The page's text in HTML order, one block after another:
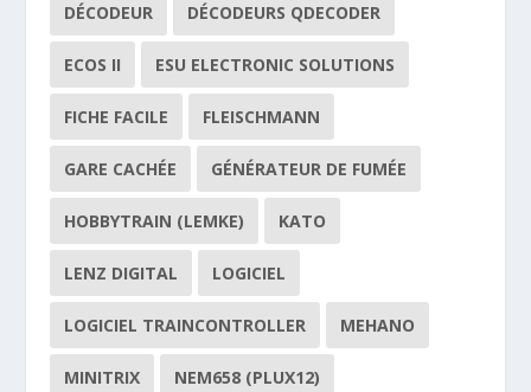
DÉCODEUR DÉCODEURS QDECODER
ECOS II ESU ELECTRONIC SOLUTIONS
FICHE FACILE FLEISCHMANN
GARE CACHÉE GÉNÉRATEUR DE FUMÉE
HOBBYTRAIN (LEMKE) KATO
LENZ DIGITAL LOGICIEL
LOGICIEL TRAINCONTROLLER MEHANO
MINITRIX NEM658 (PLUX12)